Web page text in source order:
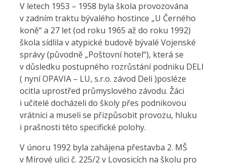
V letech 1953 – 1958 byla škola provozována
v zadním traktu bývalého hostince „U Černého
koně“ a 27 let (od roku 1965 až do roku 1992)
škola sídlila v atypické budově bývalé Vojenské
správy (původně „Poštovní hotel“), která se
v důsledku postupného rozrůstání podniku DELI
( nyní OPAVIA – LU, s.r.o. závod Deli )posléze
ocitla uprostřed průmyslového závodu. Žáci
i učitelé docházeli do školy přes podnikovou
vrátnici a museli se přizpůsobit provozu, hluku
i prašnosti této specifické polohy.
V únoru 1992 byla zahájena přestavba 2. MŠ
v Mírové ulici č. 225/2 v Lovosicích na školu pro